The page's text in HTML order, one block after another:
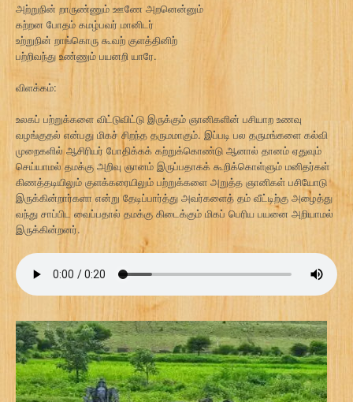
அற்றுநின் றாருண்ணும் ஊணே அறனென்னும்
கற்றன போதம் கமழ்பவர் மானிடர்
உற்றுநின் றாங்கொரு கூவற் குளத்தினிற்
பற்றிவந்து உண்ணும் பயனறி யாரே.
விளக்கம்:
உலகப் பற்றுக்களை விட்டுவிட்டு இருக்கும் ஞானிகளின் பசியாற உணவு
வழங்குதல் என்பது மிகச் சிறந்த தருமமாகும். இப்படி பல தருமங்களை கல்வி
முறைகளில் ஆசிரியர் போதிக்கக் கற்றுக்கொண்டு ஆனால் தானம் ஏதுவும்
செய்யாமல் தமக்கு அறிவு ஞானம் இருப்பதாகக் கூறிக்கொள்ளும் மனிதர்கள்
கிணத்தடியிலும் குளக்கரையிலும் பற்றுக்களை அறுத்த ஞானிகள் பசியோடு
இருக்கின்றார்களா என்று தேடிப்பார்த்து அவர்களைத் தம் வீட்டிற்கு அழைத்து
வந்து சாப்பிட வைப்பதால் தமக்கு கிடைக்கும் மிகப் பெரிய பயனை அறியாமல்
இருக்கின்றனர்.